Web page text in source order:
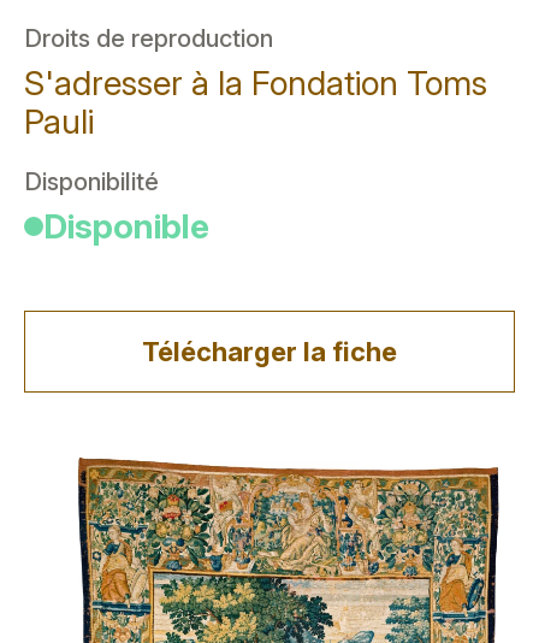
Droits de reproduction
S'adresser à la Fondation Toms
Pauli
Disponibilité
Disponible
Télécharger la fiche